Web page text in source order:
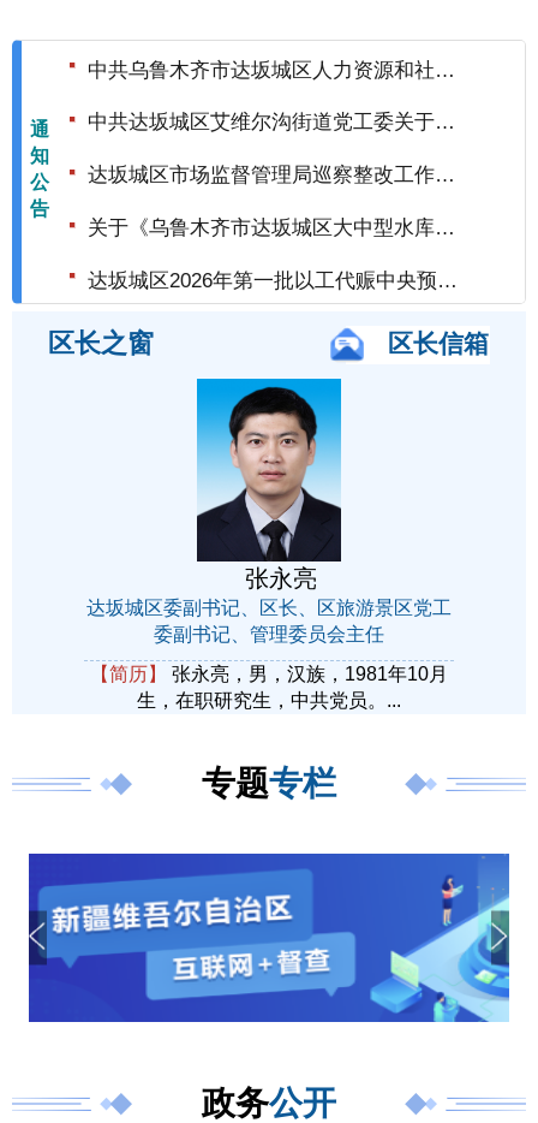
通
知
公
告
中共乌鲁木齐市达坂城区人力资源和社会保障局党组关于落实区委第三巡察组巡察整改进展...
中共达坂城区艾维尔沟街道党工委关于十二届市委第十轮巡察整改进展情况的通报
达坂城区市场监督管理局巡察整改工作报告
关于《乌鲁木齐市达坂城区大中型水库移民后期扶持直发直补资金政策公示》的公告
达坂城区2026年第一批以工代赈中央预算内投资计划的公示
2026-04-20
区长之窗 区长信箱
张永亮
达坂城区委副书记、区长、区旅游景区党工
委副书记、管理委员会主任
【简历】
张永亮，男，汉族，1981年10月
生，在职研究生，中共党员。...
专题专栏
政务公开